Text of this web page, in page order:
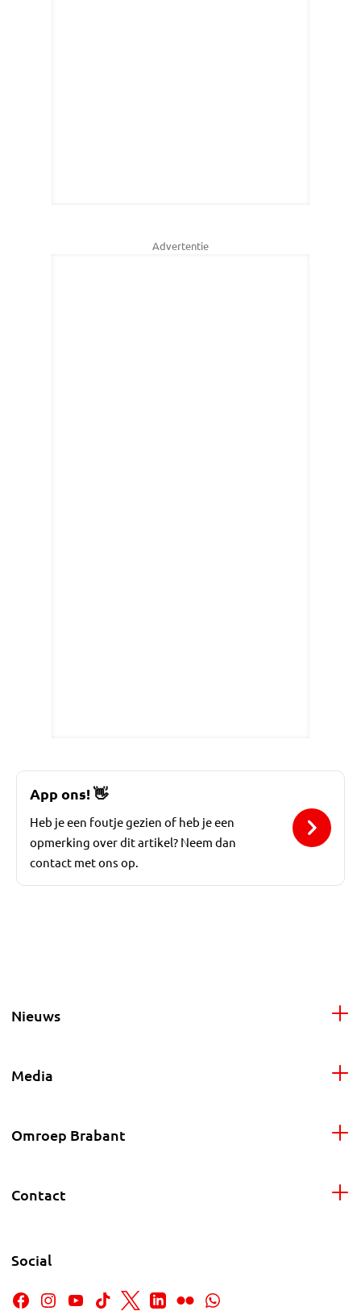
Advertentie
App ons! 👋
Heb je een foutje gezien of heb je een
opmerking over dit artikel? Neem dan
contact met ons op.
Nieuws
Media
Omroep Brabant
Contact
Social